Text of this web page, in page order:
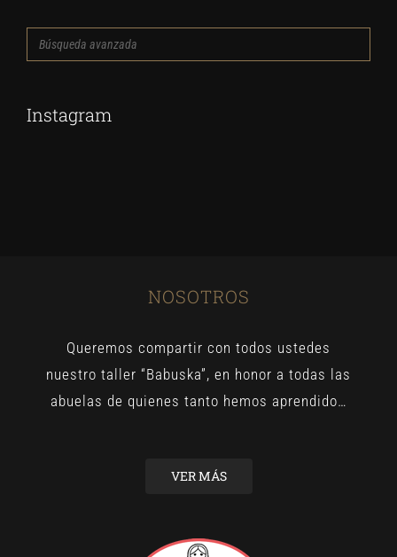
Búsqueda
avanzada
Instagram
NOSOTROS
Queremos compartir con todos ustedes
nuestro taller “Babuska”, en honor a todas las
abuelas de quienes tanto hemos aprendido…
VER MÁS